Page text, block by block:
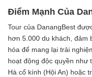
Điểm Mạnh Của
Tour của DanangBest
hơn 5.000 du khách, đảm
hóa để mang lại trải
hoạt động độc quyền như
Hà cổ kính (Hội An) hoặc